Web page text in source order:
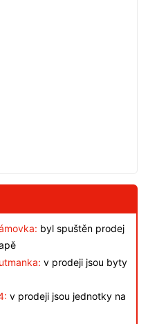
byl spuštěn prodej
v prodeji jsou byty
v prodeji jsou jednotky na